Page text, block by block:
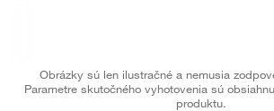
Obrázky sú len ilustračné a nemusia
Parametre skutočného vyhotovenia sú
produktu.